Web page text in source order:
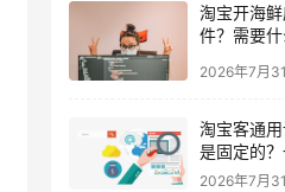
淘宝开海
件？需要什
2026年7月
淘宝客通
是固定的？
2026年7月